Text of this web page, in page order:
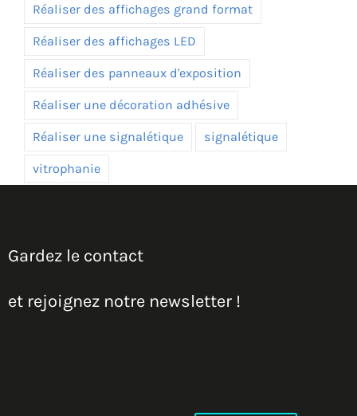
Réaliser des affichages grand format
Réaliser des affichages LED
Réaliser des panneaux d'exposition
Réaliser une décoration adhésive
Réaliser une signalétique signalétique
vitrophanie
Gardez le contact
et rejoignez notre newsletter !